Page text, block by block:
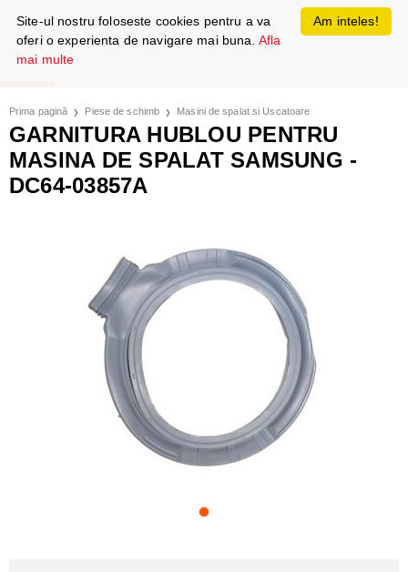
Prima pagină Piese de schimb Masini de spalat si Uscatoare
GARNITURA HUBLOU PENTRU
MASINA DE SPALAT SAMSUNG -
DC64-03857A
Am inteles!
Site-ul nostru foloseste cookies pentru a va
oferi o experienta de navigare mai buna. Afla
mai multe